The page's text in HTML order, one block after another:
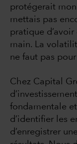
protégerait
mettais pas
pratique
main. La
ne faut pas
Chez Capital
fondamentale
d’identifier les
d’enregistrer